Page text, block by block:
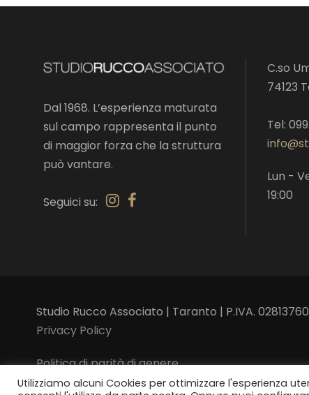
Dal 1968. L’esperienza maturata
sul campo rappresenta il punto
di maggior forza che la struttura
può vantare.
Seguici su:
C.so
74123
Tel:
Lun -
19:00
Studio Rucco Associato | Taranto | P.IVA.
Privacy Policy
Politica di parità di genere
Utilizziamo alcuni Cookies per ottimizzare l'esperienza